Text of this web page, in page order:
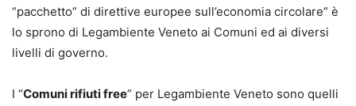
“pacchetto” di direttive europee sull’economia circolare” è
lo sprono di Legambiente Veneto ai Comuni ed ai diversi
livelli di governo.
I “Comuni rifiuti free” per Legambiente Veneto sono quelli